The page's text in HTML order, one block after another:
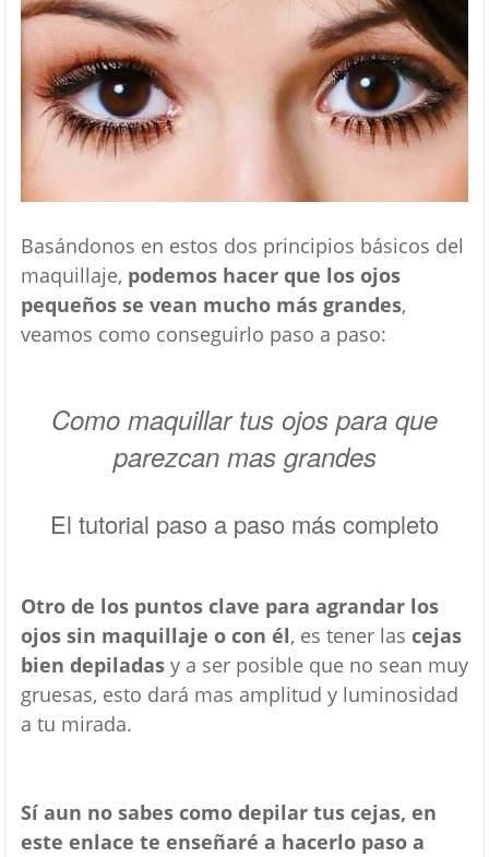
Basándonos en estos dos principios básicos del
maquillaje, podemos hacer que los ojos
pequeños se vean mucho más grandes,
veamos como conseguirlo paso a paso:
Como maquillar tus ojos para que
parezcan mas grandes
El tutorial paso a paso más completo
Otro de los puntos clave para agrandar los
ojos sin maquillaje o con él, es tener las cejas
bien depiladasy a ser posible que no sean muy
gruesas, esto dará mas amplitud y luminosidad
a tu mirada.
Sí aun no sabes como depilar tus cejas, en
este enlace te enseñaré a hacerlo paso a